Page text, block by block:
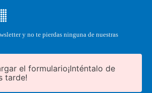
y no te pierdas ninguna de nuestras
el formulario¡Inténtalo de
tarde!